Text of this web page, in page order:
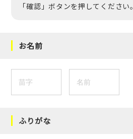
「確認」ボタンを押してください。
お名前
ふりがな